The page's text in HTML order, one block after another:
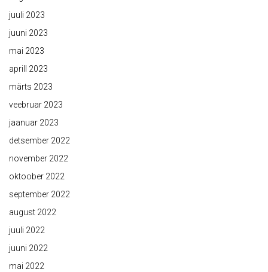
juuli 2023
juuni 2023
mai 2023
aprill 2023
märts 2023
veebruar 2023
jaanuar 2023
detsember 2022
november 2022
oktoober 2022
september 2022
august 2022
juuli 2022
juuni 2022
mai 2022